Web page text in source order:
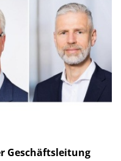
Geschäftsleitung